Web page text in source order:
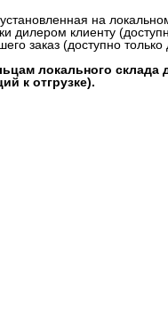
на
дилером клиенту
заказ (доступно только
локального склада
к отгрузке).